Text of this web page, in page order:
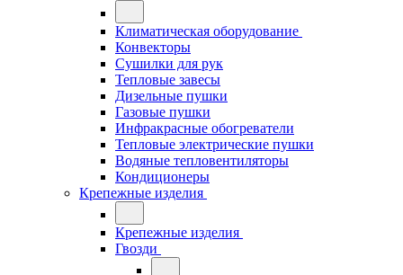
Климатическая оборудование
Конвекторы
Сушилки для рук
Тепловые завесы
Дизельные пушки
Газовые пушки
Инфракрасные обогреватели
Тепловые электрические пушки
Водяные тепловентиляторы
Кондиционеры
Крепежные изделия
Крепежные изделия
Гвозди